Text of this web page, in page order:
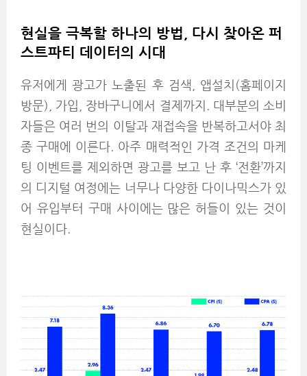
현실을 극복할 하나의 방법, 다시 찾아온 퍼
스트파티 데이터의 시대
유저에게 광고가 노출된 후 검색, 앱설치(홈페이지
방문), 가입, 장바구니에서 결제까지. 대부분의 소비
자들은 여러 번의 이탈과 재접속을 반복하고서야 최
종 구매에 이른다. 아주 매력적인 가격 조건의 마케
팅 이벤트를 제외하면 광고를 보고 난 후 ‘전환’까지
의 디지털 여정에는 너무나 다양한 다이나믹스가 있
어 유입부터 구매 사이에는 많은 허들이 있는 것이
현실이다.